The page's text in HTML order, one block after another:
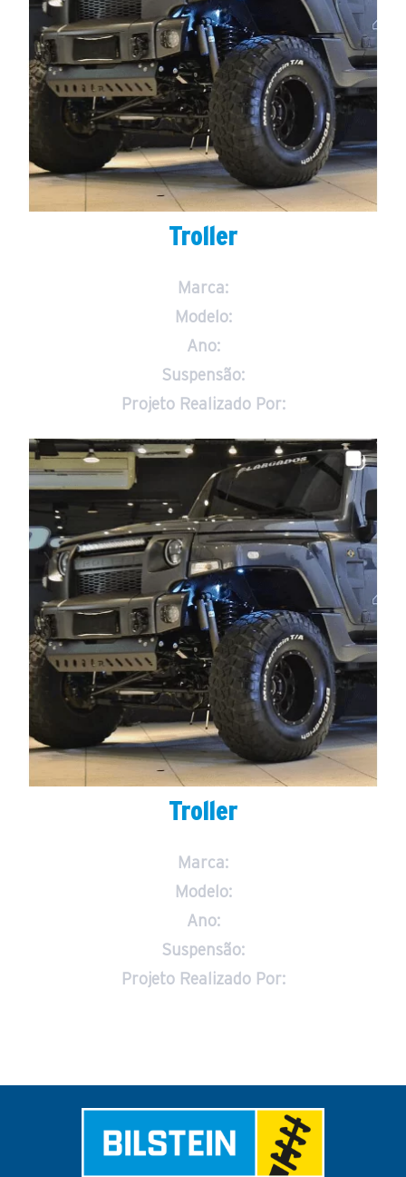
Troller
Marca:
Modelo:
Ano:
Suspensão:
Projeto Realizado Por:
Troller
Marca:
Modelo:
Ano:
Suspensão:
Projeto Realizado Por: